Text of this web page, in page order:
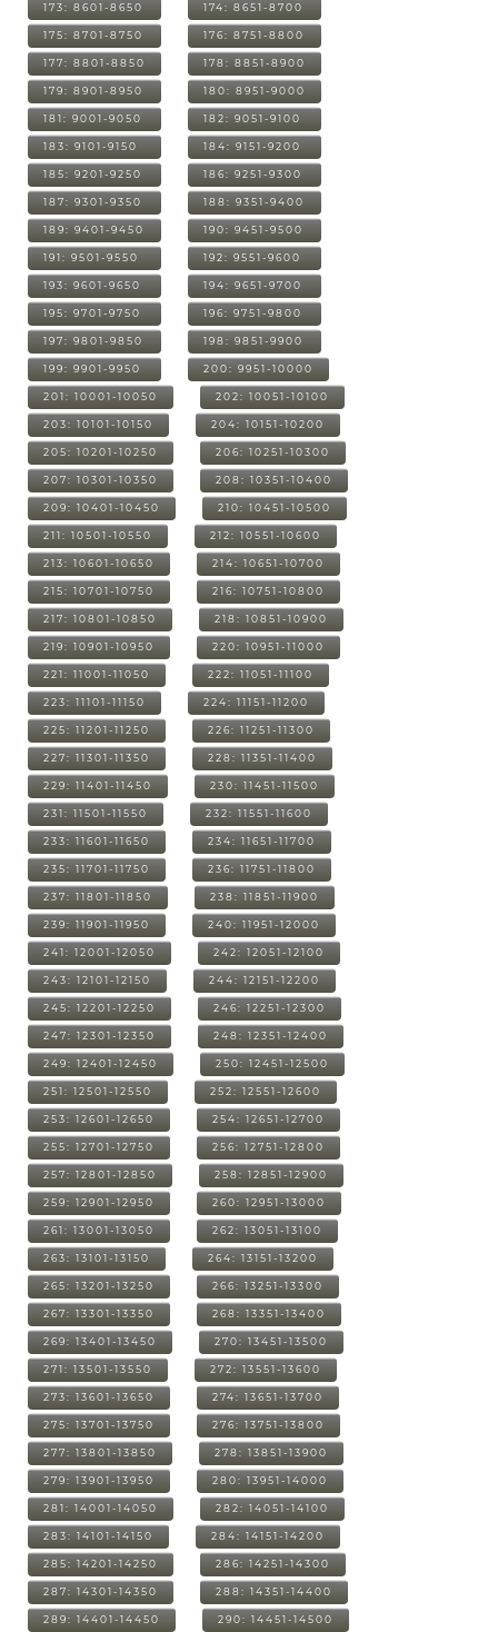
173: 8601-8650 174: 8651-8700
175: 8701-8750 176: 8751-8800
177: 8801-8850 178: 8851-8900
179: 8901-8950 180: 8951-9000
181: 9001-9050 182: 9051-9100
183: 9101-9150 184: 9151-9200
185: 9201-9250 186: 9251-9300
187: 9301-9350 188: 9351-9400
189: 9401-9450 190: 9451-9500
191: 9501-9550 192: 9551-9600
193: 9601-9650 194: 9651-9700
195: 9701-9750 196: 9751-9800
197: 9801-9850 198: 9851-9900
199: 9901-9950 200: 9951-10000
201: 10001-10050 202: 10051-10100
203: 10101-10150 204: 10151-10200
205: 10201-10250 206: 10251-10300
207: 10301-10350 208: 10351-10400
209: 10401-10450 210: 10451-10500
211: 10501-10550 212: 10551-10600
213: 10601-10650 214: 10651-10700
215: 10701-10750 216: 10751-10800
217: 10801-10850 218: 10851-10900
219: 10901-10950 220: 10951-11000
221: 11001-11050 222: 11051-11100
223: 11101-11150 224: 11151-11200
225: 11201-11250 226: 11251-11300
227: 11301-11350 228: 11351-11400
229: 11401-11450 230: 11451-11500
231: 11501-11550 232: 11551-11600
233: 11601-11650 234: 11651-11700
235: 11701-11750 236: 11751-11800
237: 11801-11850 238: 11851-11900
239: 11901-11950 240: 11951-12000
241: 12001-12050 242: 12051-12100
243: 12101-12150 244: 12151-12200
245: 12201-12250 246: 12251-12300
247: 12301-12350 248: 12351-12400
249: 12401-12450 250: 12451-12500
251: 12501-12550 252: 12551-12600
253: 12601-12650 254: 12651-12700
255: 12701-12750 256: 12751-12800
257: 12801-12850 258: 12851-12900
259: 12901-12950 260: 12951-13000
261: 13001-13050 262: 13051-13100
263: 13101-13150 264: 13151-13200
265: 13201-13250 266: 13251-13300
267: 13301-13350 268: 13351-13400
269: 13401-13450 270: 13451-13500
271: 13501-13550 272: 13551-13600
273: 13601-13650 274: 13651-13700
275: 13701-13750 276: 13751-13800
277: 13801-13850 278: 13851-13900
279: 13901-13950 280: 13951-14000
281: 14001-14050 282: 14051-14100
283: 14101-14150 284: 14151-14200
285: 14201-14250 286: 14251-14300
287: 14301-14350 288: 14351-14400
289: 14401-14450 290: 14451-14500